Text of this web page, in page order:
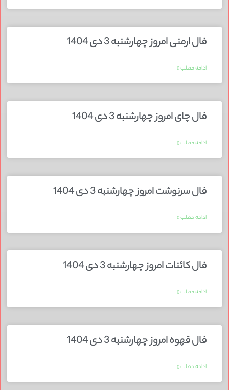
فال ارمنی امروز چهارشنبه 3 دی 1404
ادامه مطلب »
فال چای امروز چهارشنبه 3 دی 1404
ادامه مطلب »
فال سرنوشت امروز چهارشنبه 3 دی 1404
ادامه مطلب »
فال کائنات امروز چهارشنبه 3 دی 1404
ادامه مطلب »
فال قهوه امروز چهارشنبه 3 دی 1404
ادامه مطلب »